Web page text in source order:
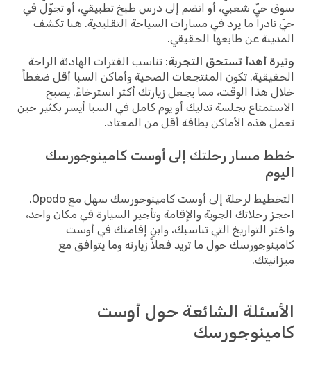
سوق حيّ شعبي، أو انضم إلى درس طبخ تطبيقي، أو تجوّل في
حيّ نادراً ما يرد في مسارات السياحة التقليدية. هنا تكشف
المدينة عن طابعها الحقيقي.
وتيرة أهدأ تستحق التجربة: تناسب الفترات الهادئة الراحة
الحقيقية. تكون المنتجعات الصحية وأماكن السبا أقل ضغطاً
خلال هذا الوقت، مما يجعل زيارتك أكثر استرخاءً. يصبح
الاستمتاع بجلسة تدليك أو يوم كامل في السبا أيسر بكثير حين
تعمل هذه الأماكن بطاقة أقل من المعتاد.
خطط مسار رحلتك إلى أوست كامينوجورسك
اليوم
التخطيط لرحلة إلى أوست كامينوجورسك سهل مع Opodo.
احجز رحلاتك الجوية والإقامة وتأجير السيارة في مكان واحد،
واختر التواريخ التي تناسبك، وابنِ إقامتك في أوست
كامينوجورسك حول ما تريد فعلاً زيارته وما يتوافق مع
ميزانيتك.
الأسئلة الشائعة حول أوست
كامينوجورسك